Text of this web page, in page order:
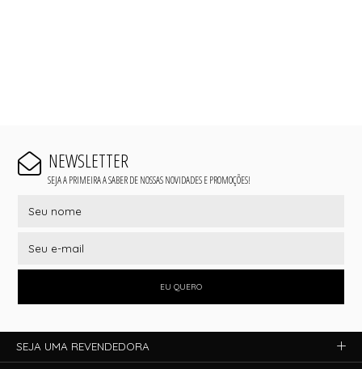
NEWSLETTER
SEJA A PRIMEIRA A SABER DE NOSSAS NOVIDADES E PROMOÇÕES!
EU QUERO
SEJA UMA REVENDEDORA